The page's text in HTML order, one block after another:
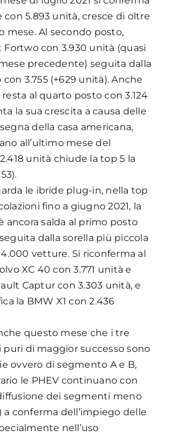
con 5.893 unità, cresce di oltre
mese. Al secondo posto,
Fortwo con 3.930 unità (quasi
precedente) seguita dalla
3.755 (+629 unità). Anche
resta al quarto posto con 3.124
la sua crescita a causa delle
della casa americana,
all’ultimo mese del
unità chiude la top 5 la
le ibride plug-in, nella top
fino a giugno 2021, la
ancora salda al primo posto
dalla sorella più piccola
vetture. Si riconferma al
XC 40 con 3.771 unità e
Captur con 3.303 unità, e
la BMW X1 con 2.436
questo mese che i tre
di maggior successo sono
ovvero di segmento A e B,
le PHEV continuano con
dei segmenti meno
a conferma dell’impiego delle
nell’uso